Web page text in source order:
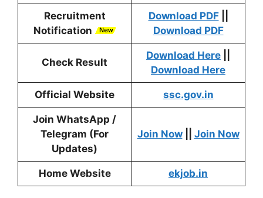
Recruitment
Notification
Download PDF||
Download PDF
Check Result
Download Here
Download Here
Official Website ssc.gov.in
Join WhatsApp /
Telegram (For
Updates)
Join Now|| Join Now
Home Website ekjob.in